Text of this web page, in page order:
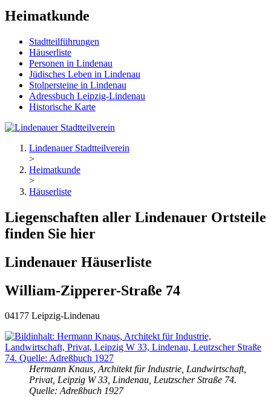
Heimatkunde
Stadtteilführungen
Häuserliste
Personen in Lindenau
Jüdisches Leben in Lindenau
Stolpersteine in Lindenau
Adressbuch Leipzig-Lindenau
Historische Karte
Lindenauer Stadtteilverein
>
Heimatkunde
>
Häuserliste
Liegenschaften aller Lindenauer Ortsteile
finden Sie hier
Lindenauer Häuserliste
William-Zipperer-Straße 74
04177 Leipzig-Lindenau
Hermann Knaus, Architekt für Industrie, Landwirtschaft,
Privat, Leipzig W 33, Lindenau, Leutzscher Straße 74.
Quelle: Adreßbuch 1927